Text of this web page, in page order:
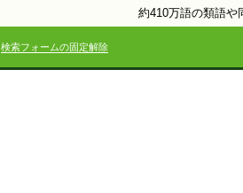
約410万語の類語や
検索フォームの固定解除